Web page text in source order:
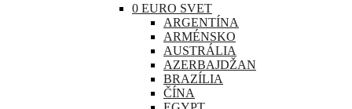
0 EURO SVET
ARGENTÍNA
ARMÉNSKO
AUSTRÁLIA
AZERBAJDŽAN
BRAZÍLIA
ČÍNA